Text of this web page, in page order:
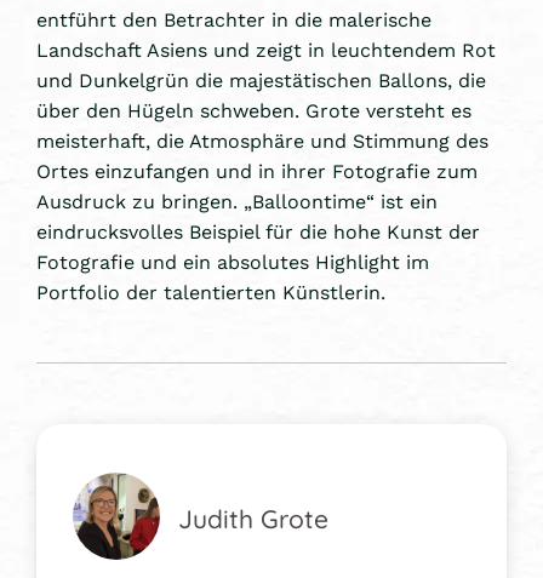
entführt den Betrachter in die malerische
Landschaft Asiens und zeigt in leuchtendem Rot
und Dunkelgrün die majestätischen Ballons, die
über den Hügeln schweben. Grote versteht es
meisterhaft, die Atmosphäre und Stimmung des
Ortes einzufangen und in ihrer Fotografie zum
Ausdruck zu bringen. „Balloontime“ ist ein
eindrucksvolles Beispiel für die hohe Kunst der
Fotografie und ein absolutes Highlight im
Portfolio der talentierten Künstlerin.
Judith Grote